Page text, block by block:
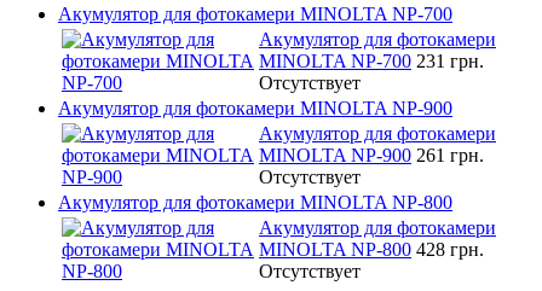
Акумулятор для фотокамери MINOLTA NP-700
Акумулятор для фотокамери
MINOLTA NP-700 231 грн.
Отсутствует
Акумулятор для фотокамери MINOLTA NP-900
Акумулятор для фотокамери
MINOLTA NP-900 261 грн.
Отсутствует
Акумулятор для фотокамери MINOLTA NP-800
Акумулятор для фотокамери
MINOLTA NP-800 428 грн.
Отсутствует